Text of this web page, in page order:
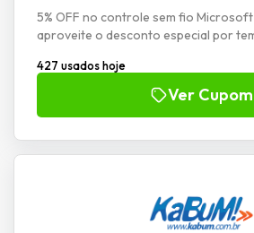
5% OFF no controle sem fio
aproveite o desconto especial por
427 usados hoje
Ver Cupom